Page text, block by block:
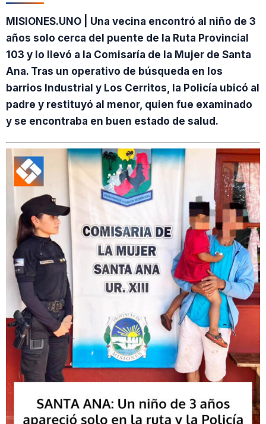
MISIONES.UNO | Una vecina encontró al niño de 3
años solo cerca del puente de la Ruta Provincial
103 y lo llevó a la Comisaría de la Mujer de Santa
Ana. Tras un operativo de búsqueda en los
barrios Industrial y Los Cerritos, la Policía ubicó al
padre y restituyó al menor, quien fue examinado
y se encontraba en buen estado de salud.